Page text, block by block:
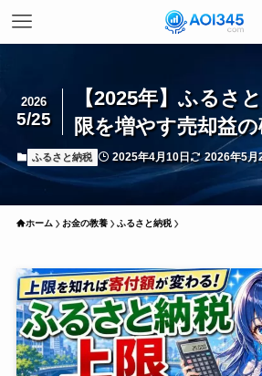
【2025年】ふるさ
限を増やす売却益
2026
5/25
ふるさと納税 2025年4月10日 2026年5月
ホーム お金の教養 ふるさと納税